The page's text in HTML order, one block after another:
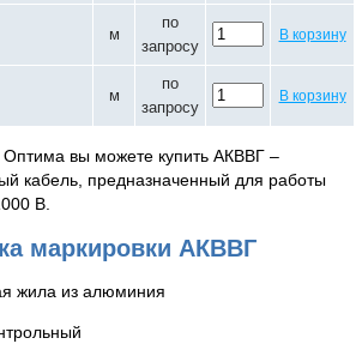
м
по
запросу
В корзину
м
по
запросу
В корзину
Оптима вы можете купить АКВВГ –
кабель, предназначенный для работы
В.
маркировки АКВВГ
жила из алюминия